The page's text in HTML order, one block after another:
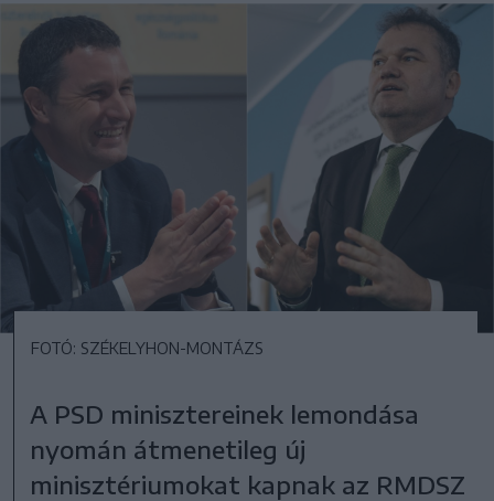
FOTÓ: SZÉKELYHON-MONTÁZS
A PSD minisztereinek lemondása
nyomán átmenetileg új
minisztériumokat kapnak az RMDSZ